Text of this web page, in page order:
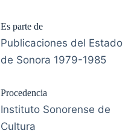
Es parte de
Publicaciones del Estado
de Sonora 1979-1985
Procedencia
Instituto Sonorense de
Cultura